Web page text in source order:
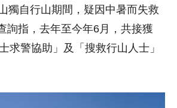
獨自行山期間，疑因中暑而失救
詢指，去年至今年6月，共接獲
求警協助」及「搜救行山人士」